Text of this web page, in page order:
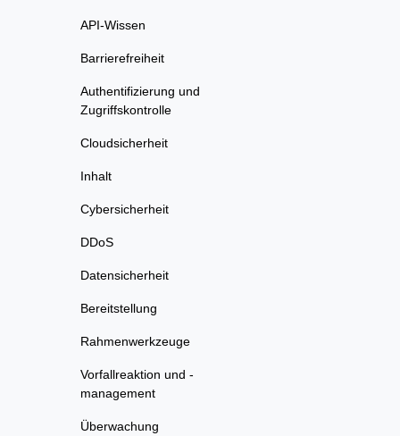
API-Wissen
Barrierefreiheit
Authentifizierung und
Zugriffskontrolle
Cloudsicherheit
Inhalt
Cybersicherheit
DDoS
Datensicherheit
Bereitstellung
Rahmenwerkzeuge
Vorfallreaktion und -
management
Überwachung